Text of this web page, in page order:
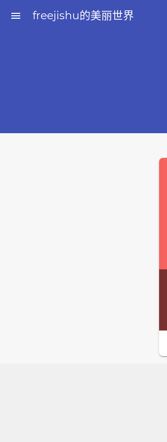
menu freejishu的美丽世界